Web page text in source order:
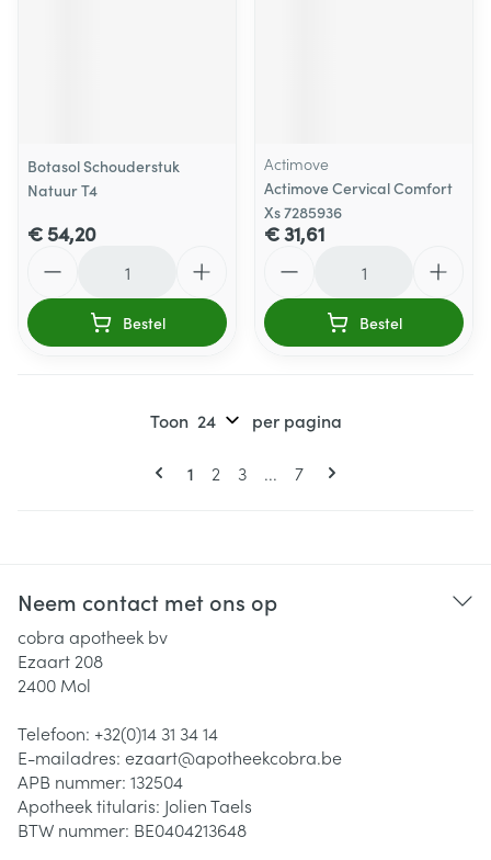
Botasol Schouderstuk
Natuur T4
€ 54,20
Bestel
Actimove
Actimove Cervical Comfort
Xs 7285936
€ 31,61
Bestel
Pagina's
U lees momenteel pagina
1 Pagina
2 Pagina
3 ... Pagina
7
Toon per pagina
Neem contact met ons op
cobra apotheek bv
Ezaart 208
2400 Mol
Telefoon: +32(0)14 31 34 14
E-mailadres: ezaart@apotheekcobra.be
APB nummer: 132504
Apotheek titularis: Jolien Taels
BTW nummer: BE0404213648